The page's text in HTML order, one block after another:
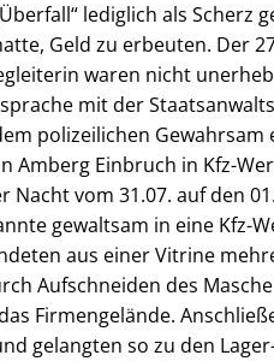
lediglich als Scherz
Geld zu erbeuten. Der
waren nicht
mit der
polizeilichen Gewahrsam
Amberg Einbruch in Kfz-
Nacht vom 31.07. auf den
gewaltsam in eine Kfz-
aus einer Vitrine
Aufschneiden des
Firmengelände.
gelangten so zu den